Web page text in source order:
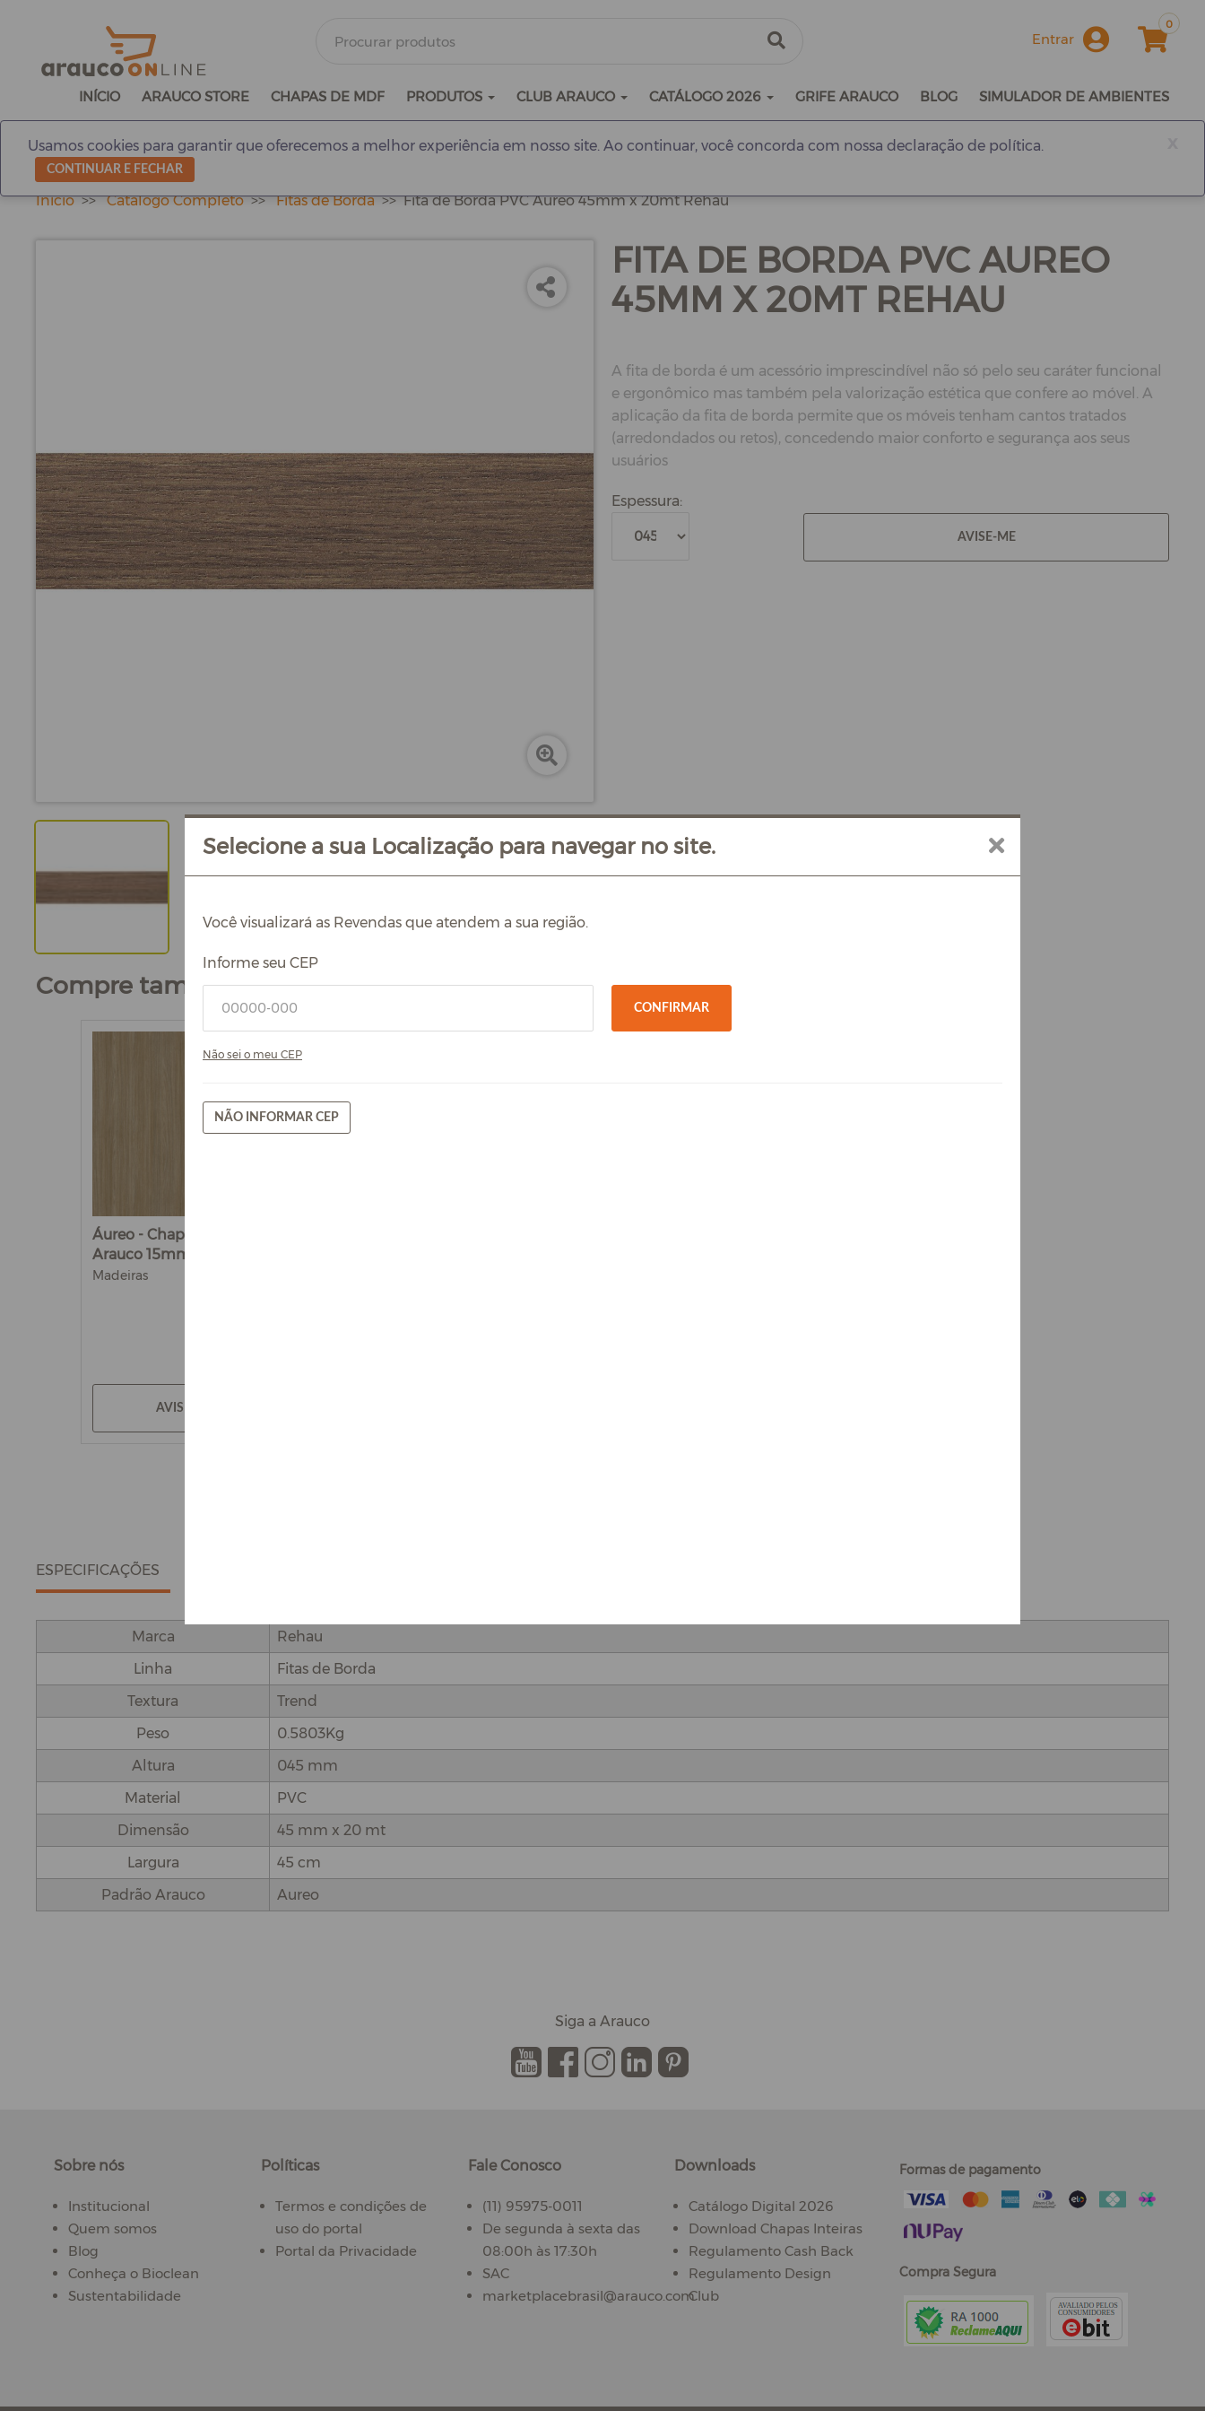
Entrar
0
INÍCIO ARAUCO STORE CHAPAS DE MDF PRODUTOS CLUB ARAUCO CATÁLOGO 2026 GRIFE ARAUCO BLOG SIMULADOR DE AMBIENTES
Usamos cookies para garantir que oferecemos a melhor experiência em nosso site. Ao continuar, você concorda com nossa declaração de política.
CONTINUAR E FECHAR
Início Catálogo Completo Fitas de Borda Fita de Borda PVC Aureo 45mm x 20mt Rehau
FITA DE BORDA PVC AUREO
45MM X 20MT REHAU
A fita de borda é um acessório imprescindível não só pelo seu caráter funcional
e ergonômico mas também pela valorização estética que confere ao móvel. A
aplicação da fita de borda permite que os móveis tenham cantos tratados
(arredondados ou retos), concedendo maior conforto e segurança aos seus
usuários
Espessura:
AVISE-ME
Compre também
Áureo - Chapa de MDF
Arauco 15mm
Madeiras
AVISE-ME
ESPECIFICAÇÕES
Marca
Rehau
Linha
Fitas de Borda
Textura
Trend
Peso
0.5803Kg
Altura
045 mm
Material
PVC
Dimensão
45 mm x 20 mt
Largura
45 cm
Padrão Arauco
Aureo
Siga a Arauco
. . . . .
Sobre nós
Institucional
Quem somos
Blog
Conheça o Bioclean
Sustentabilidade
Políticas
Termos e condições de
uso do portal
Portal da Privacidade
Fale Conosco
(11) 95975-0011
De segunda à sexta das
08:00h às 17:30h
SAC
marketplacebrasil@arauco.com
Downloads
Catálogo Digital 2026
Download Chapas Inteiras
Regulamento Cash Back
Regulamento Design
Club
Formas de pagamento
Compra Segura
Você visualizará as Revendas que atendem a sua região.
Informe seu CEP
CONFIRMAR
Não sei o meu CEP
NÃO INFORMAR CEP
Selecione a sua Localização para navegar no site.